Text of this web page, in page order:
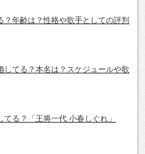
年齢は？性格や歌手としての評判
てる？本名は？スケジュールや歌
る？「王将一代 小春しぐれ」